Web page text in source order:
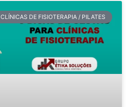
CLÍNICAS DE FISIOTERAPIA / PILATES